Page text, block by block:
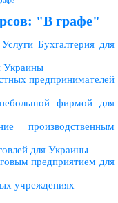
"В графе"
Бухгалтерия для
Украины
предпринимателей
фирмой для
производственным
для Украины
предприятием для
учреждениях